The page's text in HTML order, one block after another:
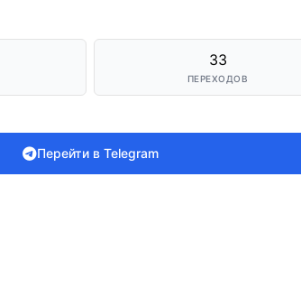
33
ПЕРЕХОДОВ
Перейти в Telegram